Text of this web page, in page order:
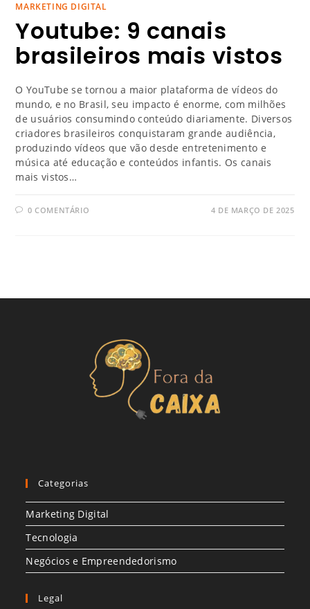
MARKETING DIGITAL
Youtube: 9 canais
brasileiros mais vistos
O YouTube se tornou a maior plataforma de vídeos do
mundo, e no Brasil, seu impacto é enorme, com milhões
de usuários consumindo conteúdo diariamente. Diversos
criadores brasileiros conquistaram grande audiência,
produzindo vídeos que vão desde entretenimento e
música até educação e conteúdos infantis. Os canais
mais vistos…
0 COMENTÁRIO 4 DE MARÇO DE 2025
Categorias
Marketing Digital
Tecnologia
Negócios e Empreendedorismo
Legal